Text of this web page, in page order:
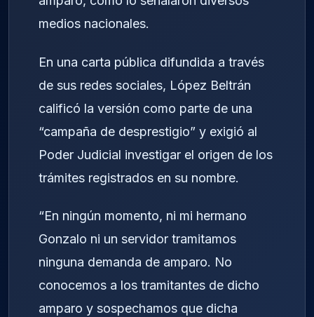
medios nacionales.
En una carta pública difundida a través
de sus redes sociales, López Beltrán
calificó la versión como parte de una
“campaña de desprestigio” y exigió al
Poder Judicial investigar el origen de los
trámites registrados en su nombre.
“En ningún momento, ni mi hermano
Gonzalo ni un servidor tramitamos
ninguna demanda de amparo. No
conocemos a los tramitantes de dicho
amparo y sospechamos que dicha